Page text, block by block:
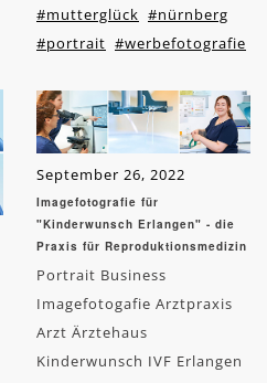
#mutterglück #nürnberg
#portrait #werbefotografie
September 26, 2022
Imagefotografie für
"Kinderwunsch Erlangen" - die
Praxis für Reproduktionsmedizin
Portrait Business
Imagefotogafie Arztpraxis
Arzt Ärztehaus
Kinderwunsch IVF Erlangen